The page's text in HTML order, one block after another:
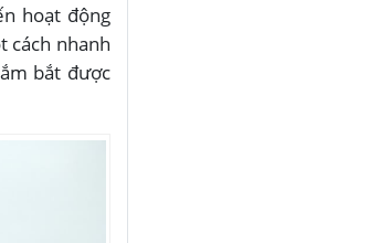
hoạt động
cách nhanh
bắt được